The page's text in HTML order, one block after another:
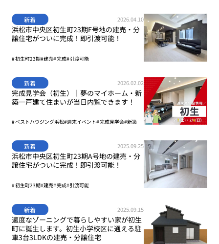
新着 2026.04.10
浜松市中央区初生町23期F号地の建売・分
譲住宅がついに完成！即引渡可能！
初生町23期 建売 完成 引渡可能
新着 2026.02.02
完成見学会（初生）｜夢のマイホーム・新
築一戸建て住まいが当日内覧できます！
ベストハウジング浜松 週末イベント 完成見学会 新築
新着 2025.09.25
浜松市中央区初生町23期A号地の建売・分
譲住宅がついに完成！即引渡可能！
初生町23期 建売 完成 引渡可能
新着 2025.09.15
適度なゾーニングで暮らしやすい家が初生
町に誕生します。初生小学校区に通える駐
車3台3LDKの建売・分譲住宅